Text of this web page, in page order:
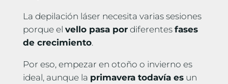
La depilación láser necesita varias sesiones
porque el vello pasa pordiferentes fases
de crecimiento.
Por eso, empezar en otoño o invierno es
ideal, aunque la primavera todavía esun